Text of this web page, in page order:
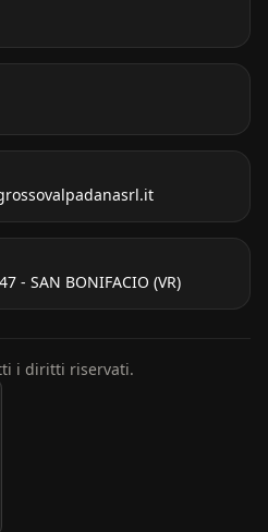
- SAN BONIFACIO (VR)
i diritti riservati.